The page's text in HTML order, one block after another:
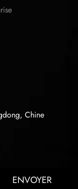
Chine
ENVOYER